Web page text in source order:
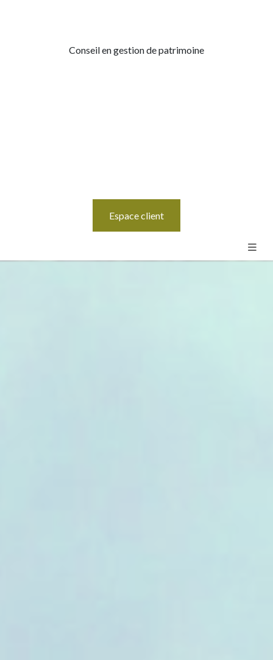
Conseil en gestion de patrimoine
Espace client